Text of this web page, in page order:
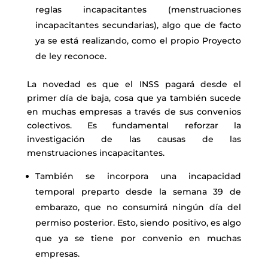
reglas incapacitantes (menstruaciones
incapacitantes secundarias), algo que de facto
ya se está realizando, como el propio Proyecto
de ley reconoce.
La novedad es que el INSS pagará desde el
primer día de baja, cosa que ya también sucede
en muchas empresas a través de sus convenios
colectivos. Es fundamental reforzar la
investigación de las causas de las
menstruaciones incapacitantes.
También se incorpora una incapacidad
temporal preparto desde la semana 39 de
embarazo, que no consumirá ningún día del
permiso posterior. Esto, siendo positivo, es algo
que ya se tiene por convenio en muchas
empresas.